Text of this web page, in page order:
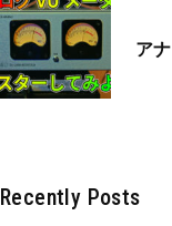
ア
Recently Posts